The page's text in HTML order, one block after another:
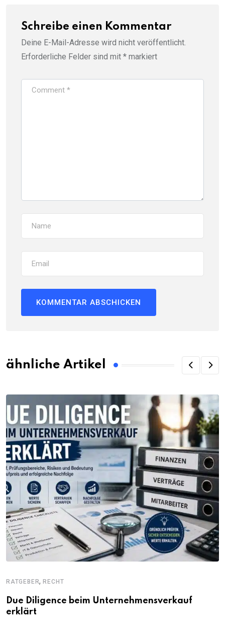
Schreibe einen Kommentar
Deine E-Mail-Adresse wird nicht veröffentlicht.
Erforderliche Felder sind mit * markiert
ähnliche Artikel
RATGEBER,RECHT
Due Diligence beim Unternehmensverkauf
erklärt